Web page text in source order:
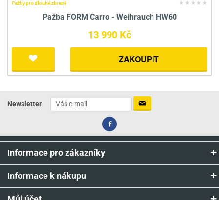
Pažby pro dlouhé zbraně
Pažba FORM Carro - Weihrauch HW60
13 990 Kč
ZAKOUPIT
Newsletter
Informace pro zákazníky
Informace k nákupu